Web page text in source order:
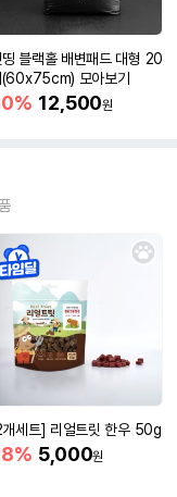
블랙홀 배변패드 대형 20
(60x75cm) 모아보기
12,500원
개세트] 리얼트릿 한우 50g
5,000원